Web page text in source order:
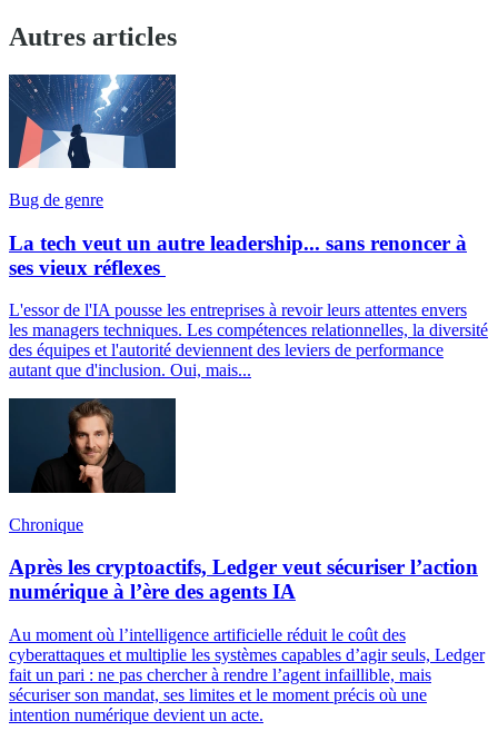
Autres articles
Bug de genre
La tech veut un autre leadership... sans renoncer à
ses vieux réflexes
L'essor de l'IA pousse les entreprises à revoir leurs attentes envers
les managers techniques. Les compétences relationnelles, la diversité
des équipes et l'autorité deviennent des leviers de performance
autant que d'inclusion. Oui, mais...
Chronique
Après les cryptoactifs, Ledger veut sécuriser l’action
numérique à l’ère des agents IA
Au moment où l’intelligence artificielle réduit le coût des
cyberattaques et multiplie les systèmes capables d’agir seuls, Ledger
fait un pari : ne pas chercher à rendre l’agent infaillible, mais
sécuriser son mandat, ses limites et le moment précis où une
intention numérique devient un acte.